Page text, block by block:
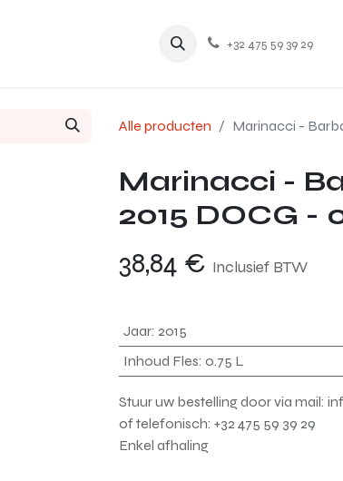
+32 475 59 39 29
Alle producten Marinacci -
Marinacci -
2015 DOCG -
38,84 € Inclusief BTW
Jaar: 2015
Inhoud Fles: 0.75 L
Stuur uw bestelling door via mail:
of telefonisch: +32 475 59 39 29
Enkel afhaling